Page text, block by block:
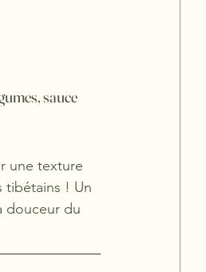
sauce
une texture
tibétains ! Un
douceur du